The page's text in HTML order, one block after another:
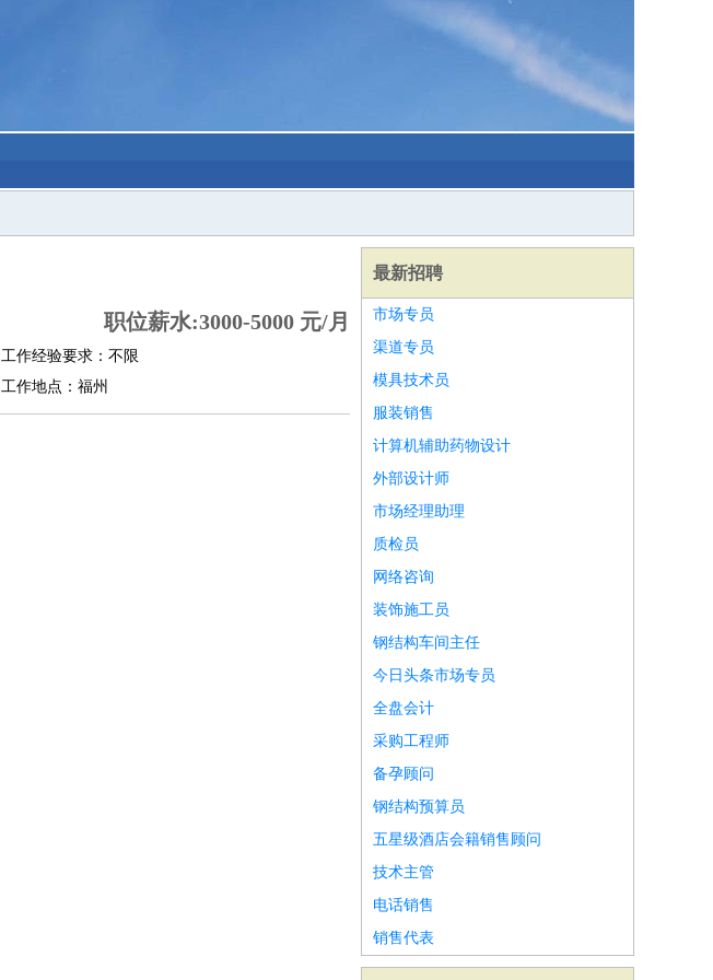
职位薪水:3000-5000 元/月
工作经验要求：不限
工作地点：福州
最新招聘
市场专员
渠道专员
模具技术员
服装销售
计算机辅助药物设计
外部设计师
市场经理助理
质检员
网络咨询
装饰施工员
钢结构车间主任
今日头条市场专员
全盘会计
采购工程师
备孕顾问
钢结构预算员
五星级酒店会籍销售顾问
技术主管
电话销售
销售代表